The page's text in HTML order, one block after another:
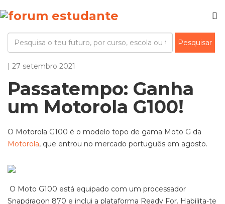
| 27 setembro 2021
Passatempo: Ganha
um Motorola G100!
O Motorola G100 é o modelo topo de gama Moto G da
Motorola, que entrou no mercado português em agosto.
O Moto G100 está equipado com um processador
Snapdragon 870 e inclui a plataforma Ready For. Habilita-te